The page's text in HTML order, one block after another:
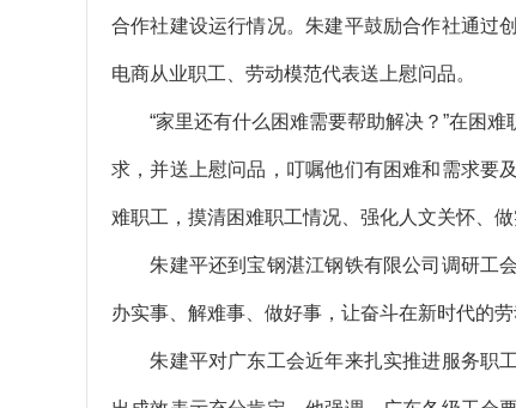
合作社建设运行情况。朱建平鼓励合作社通过
电商从业职工、劳动模范代表送上慰问品。
“家里还有什么困难需要帮助解决？”在困难
求，并送上慰问品，叮嘱他们有困难和需求要
难职工，摸清困难职工情况、强化人文关怀、
朱建平还到宝钢湛江钢铁有限公司调研工会
办实事、解难事、做好事，让奋斗在新时代的
朱建平对广东工会近年来扎实推进服务职工